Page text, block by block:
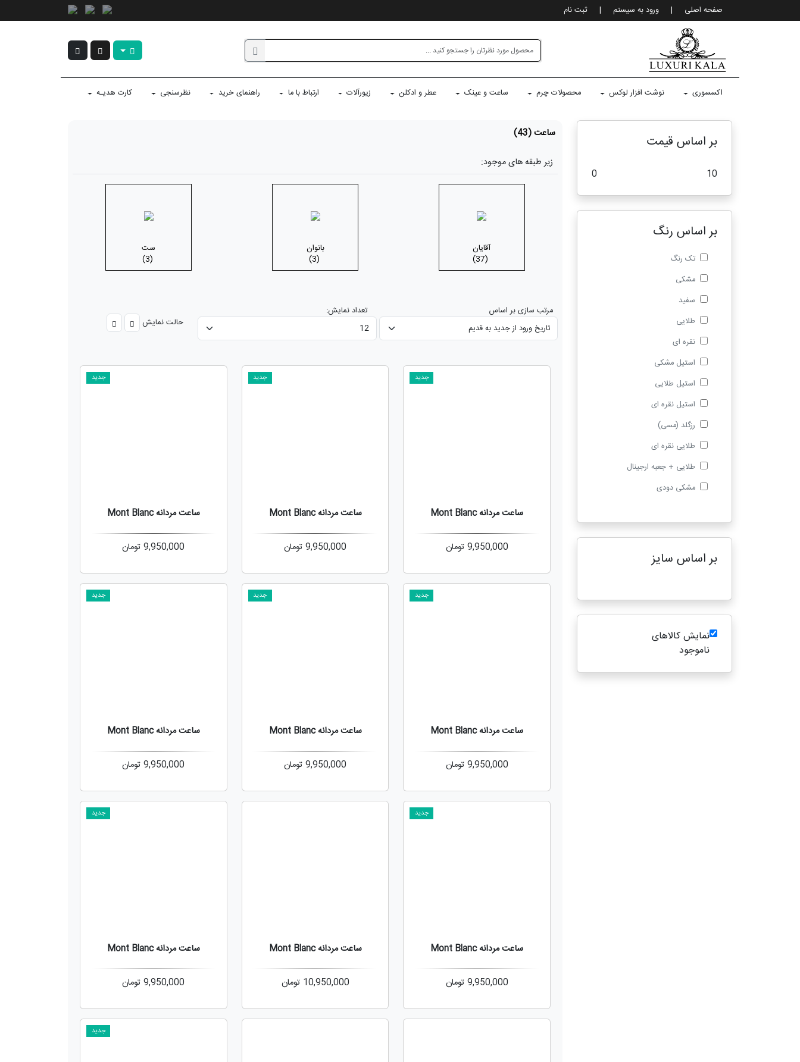
صفحه اصلی | ورود به سيستم | ثبت نام
اکسسوری نوشت افزار لوکس محصولات چرم ساعت و عینک عطر و ادکلن زیورآلات ارتباط با ما راهنمای خرید نظرسنجی کارت هدیـه
بر اساس قیمت
10
0
بر اساس رنگ
تک رنگ
مشکی
سفید
طلایی
نقره ای
استیل مشکی
استیل طلایی
استیل نقره ای
رزگلد (مسی)
طلایی نقره ای
طلایی + جعبه ارجینال
مشکی دودی
بر اساس سایز
نمایش کالاهای
ناموجود
ساعت(43)
زیر طبقه های موجود:
آقایان
(37)
بانوان
(3)
ست
(3)
مرتب سازی بر اساس
تعداد نمایش:
حالت نمایش
جدید
ساعت مردانه Mont Blanc
9,950,000 تومان
جدید
ساعت مردانه Mont Blanc
9,950,000تومان
جدید
ساعت مردانه Mont Blanc
9,950,000تومان
جدید
ساعت مردانه Mont Blanc
9,950,000 تومان
جدید
ساعت مردانه Mont Blanc
9,950,000تومان
جدید
ساعت مردانه Mont Blanc
9,950,000تومان
جدید
ساعت مردانه Mont Blanc
9,950,000 تومان
ساعت مردانه Mont Blanc
10,950,000 تومان
جدید
ساعت مردانه Mont Blanc
9,950,000تومان
جدید